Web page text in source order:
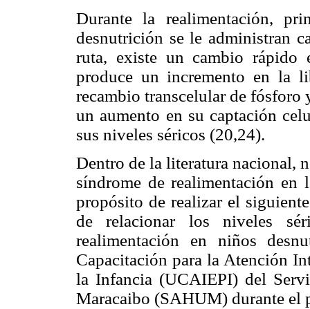
Durante la realimentación,
desnutrición se le administran
ruta, existe un cambio rápido
produce un incremento en la
recambio transcelular de
un aumento en su captación
sus niveles séricos (20,24).
Dentro de la literatura nacional,
síndrome de realimentación
propósito de realizar el
de relacionar los niveles
realimentación en niños
Capacitación para la Atención
la Infancia (UCAIEPI) del
Maracaibo (SAHUM) durante el